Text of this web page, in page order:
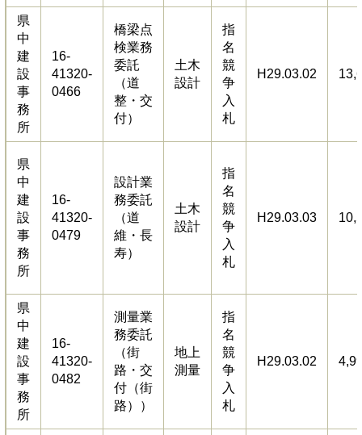
県
中
建
設
事
務
所
16-
41320-
0466
橋梁点
検業務
委託
（道
整・交
付）
土木
設計
指
名
競
争
入
札
H29.03.02
県
中
建
設
事
務
所
16-
41320-
0479
設計業
務委託
（道
維・長
寿）
土木
設計
指
名
競
争
入
札
H29.03.03
県
中
建
設
事
務
所
16-
41320-
0482
測量業
務委託
（街
路・交
付（街
路））
地上
測量
指
名
競
争
入
札
H29.03.02